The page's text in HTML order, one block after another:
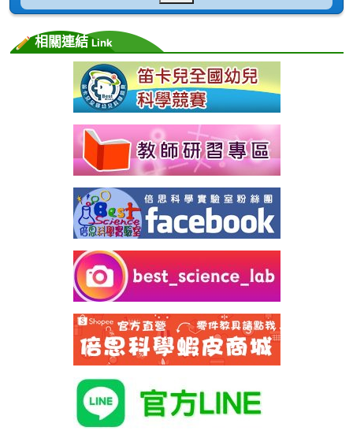
相關連結Link